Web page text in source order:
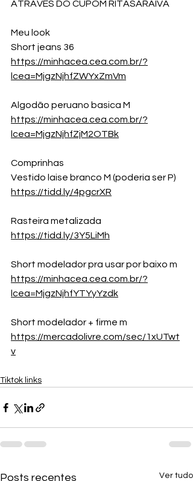
ATRAVÈS DO CUPOM RITASARAIVA
Meu look
Short jeans 36
https://minhacea.cea.com.br/?
lcea=MjgzNjhfZWYxZmVm
Algodão peruano basica M
https://minhacea.cea.com.br/?
lcea=MjgzNjhfZjM2OTBk
Comprinhas
Vestido laise branco M (poderia ser P)
https://tidd.ly/4pgcrXR
Rasteira metalizada
https://tidd.ly/3Y5LiMh
Short modelador pra usar por baixo m
https://minhacea.cea.com.br/?
lcea=MjgzNjhfYTYyYzdk
Short modelador + firme m
https://mercadolivre.com/sec/1xUTwt
v
Tiktok links
Posts recentes Ver tudo